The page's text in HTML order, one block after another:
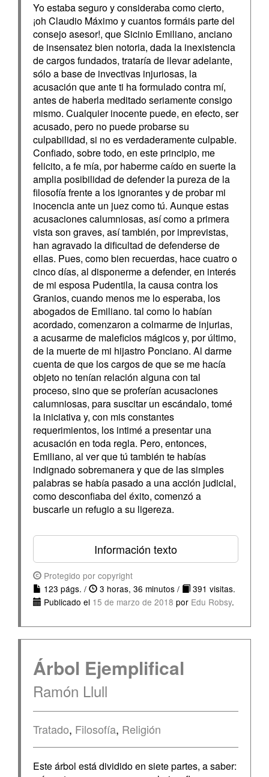
Yo estaba seguro y consideraba como cierto,
¡oh Claudio Máximo y cuantos formáis parte del
consejo asesor!, que Sicinio Emiliano, anciano
de insensatez bien notoria, dada la inexistencia
de cargos fundados, trataría de llevar adelante,
sólo a base de invectivas injuriosas, la
acusación que ante ti ha formulado contra mí,
antes de haberla meditado seriamente consigo
mismo. Cualquier inocente puede, en efecto, ser
acusado, pero no puede probarse su
culpabilidad, si no es verdaderamente culpable.
Confiado, sobre todo, en este principio, me
felicito, a fe mía, por haberme caído en suerte la
amplia posibilidad de defender la pureza de la
filosofía frente a los ignorantes y de probar mi
inocencia ante un juez como tú. Aunque estas
acusaciones calumniosas, así como a primera
vista son graves, así también, por imprevistas,
han agravado la dificultad de defenderse de
ellas. Pues, como bien recuerdas, hace cuatro o
cinco días, al disponerme a defender, en interés
de mi esposa Pudentila, la causa contra los
Granios, cuando menos me lo esperaba, los
abogados de Emiliano. tal como lo habían
acordado, comenzaron a colmarme de injurias,
a acusarme de maleficios mágicos y, por último,
de la muerte de mi hijastro Ponciano. Al darme
cuenta de que los cargos de que se me hacía
objeto no tenían relación alguna con tal
proceso, sino que se proferían acusaciones
calumniosas, para suscitar un escándalo, tomé
la iniciativa y, con mis constantes
requerimientos, los intimé a presentar una
acusación en toda regla. Pero, entonces,
Emiliano, al ver que tú también te habías
indignado sobremanera y que de las simples
palabras se había pasado a una acción judicial,
como desconfiaba del éxito, comenzó a
buscarle un refugio a su ligereza.
Información texto
Protegido por copyright
123 págs. /
3 horas, 36 minutos /
391 visitas.
Publicado el 15 de marzo de 2018 por Edu Robsy.
Árbol Ejemplifical
Ramón Llull
Tratado, Filosofía, Religión
Este árbol está dividido en siete partes, a saber: